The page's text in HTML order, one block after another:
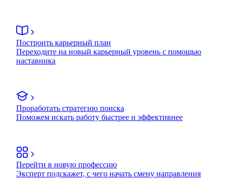
Построить карьерный план
Переходите на новый карьерный уровень с помощью
наставника
Проработать стратегию поиска
Поможем искать работу быстрее и эффективнее
Перейти в новую профессию
Эксперт подскажет, с чего начать смену направления